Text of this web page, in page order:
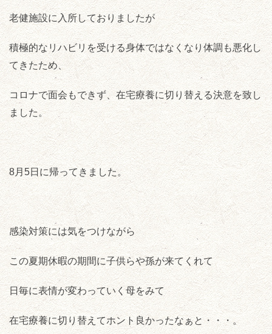
老健施設に入所しておりましたが
積極的なリハビリを受ける身体ではなくなり体調も悪化し
てきたため、
コロナで面会もできず、在宅療養に切り替える決意を致し
ました。
8月5日に帰ってきました。
感染対策には気をつけながら
この夏期休暇の期間に子供らや孫が来てくれて
日毎に表情が変わっていく母をみて
在宅療養に切り替えてホント良かったなぁと・・・。